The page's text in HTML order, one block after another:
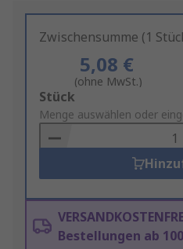
Zwischensumme (1
5,08 €
(ohne MwSt.)
Add
to
Basket
Stück
Menge auswählen oder
Bestellungen ab